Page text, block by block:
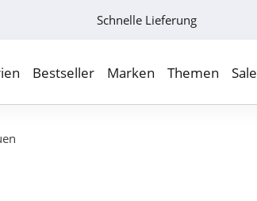
Schnelle Lieferung
Bestseller Marken Themen Sale